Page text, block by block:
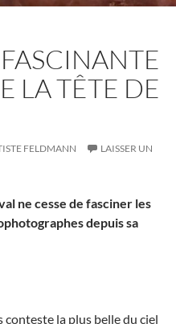
LA TÊTE DE
FELDMANN
LAISSER UN
ne cesse de fasciner les
depuis sa
conteste la plus belle du ciel